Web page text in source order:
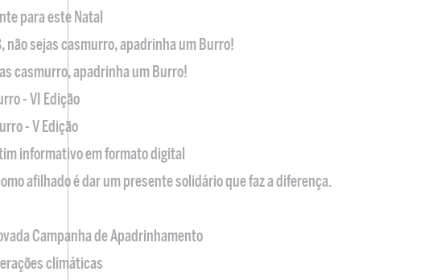
para este Natal
não sejas casmurro, apadrinha um Burro!
casmurro, apadrinha um Burro!
- VI Edição
- V Edição
informativo em formato digital
afilhado é dar um presente solidário que faz a diferença.
Campanha de Apadrinhamento
climáticas